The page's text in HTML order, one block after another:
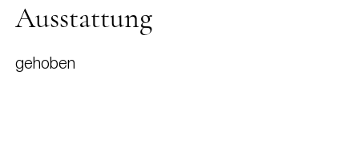
Ausstattung
gehoben